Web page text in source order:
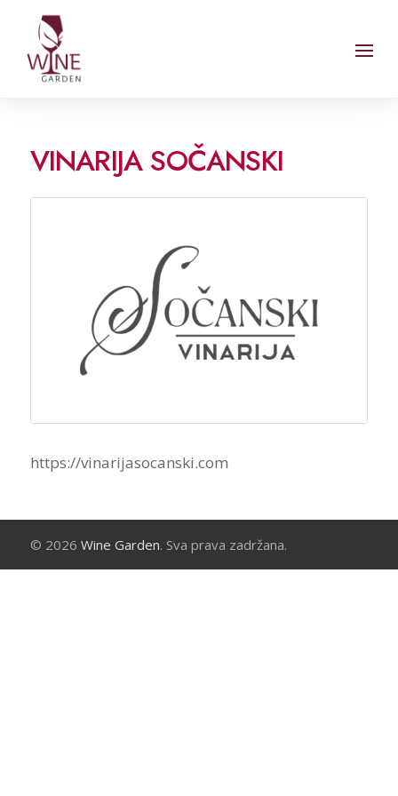
VINARIJA SOČANSKI
https://vinarijasocanski.com
© 2026 Wine Garden. Sva prava zadržana.